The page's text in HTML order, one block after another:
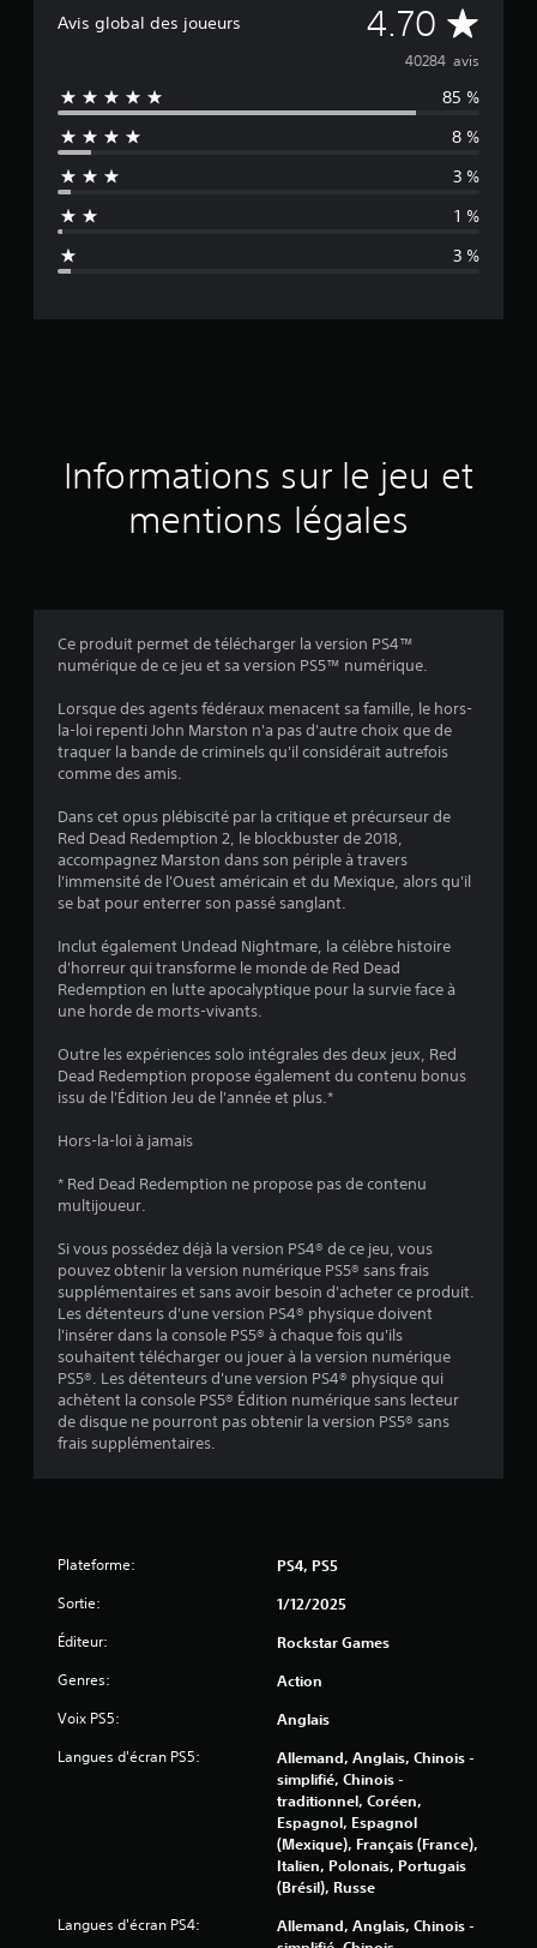
Avis global des joueurs 4.70 M
o
y
e
n
d
a
4
7
t
o
i
l
r
5
(
0
v
s
)
40284 avis
85 %
8 %
3 %
1 %
3 %
Informations sur le jeu et
mentions légales
Ce produit permet de télécharger la version PS4™
numérique de ce jeu et sa version PS5™ numérique.
Lorsque des agents fédéraux menacent sa famille, le hors-
la-loi repenti John Marston n'a pas d'autre choix que de
traquer la bande de criminels qu'il considérait autrefois
comme des amis.
Dans cet opus plébiscité par la critique et précurseur de
Red Dead Redemption 2, le blockbuster de 2018,
accompagnez Marston dans son périple à travers
l'immensité de l'Ouest américain et du Mexique, alors qu'il
se bat pour enterrer son passé sanglant.
Inclut également Undead Nightmare, la célèbre histoire
d'horreur qui transforme le monde de Red Dead
Redemption en lutte apocalyptique pour la survie face à
une horde de morts-vivants.
Outre les expériences solo intégrales des deux jeux, Red
Dead Redemption propose également du contenu bonus
issu de l'Édition Jeu de l'année et plus.*
Hors-la-loi à jamais
* Red Dead Redemption ne propose pas de contenu
multijoueur.
Si vous possédez déjà la version PS4® de ce jeu, vous
pouvez obtenir la version numérique PS5® sans frais
supplémentaires et sans avoir besoin d'acheter ce produit.
Les détenteurs d'une version PS4® physique doivent
l'insérer dans la console PS5® à chaque fois qu'ils
souhaitent télécharger ou jouer à la version numérique
PS5®. Les détenteurs d'une version PS4® physique qui
achètent la console PS5® Édition numérique sans lecteur
de disque ne pourront pas obtenir la version PS5® sans
frais supplémentaires.
Plateforme: PS4, PS5
Sortie: 1/12/2025
Éditeur: Rockstar Games
Genres: Action
Voix PS5: Anglais
Langues d'écran PS5:
Allemand, Anglais, Chinois -
simplifié, Chinois -
traditionnel, Coréen,
Espagnol, Espagnol
(Mexique), Français (France),
Italien, Polonais, Portugais
(Brésil), Russe
Langues d'écran PS4:
Allemand, Anglais, Chinois -